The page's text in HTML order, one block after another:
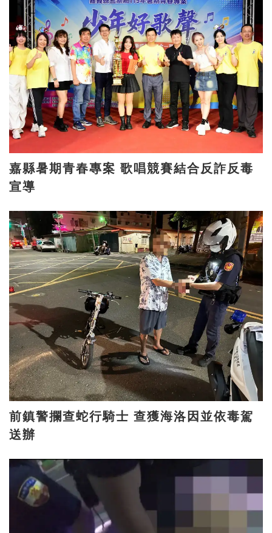
嘉縣暑期青春專案 歌唱競賽結合反詐反毒
宣導
前鎮警攔查蛇行騎士 查獲海洛因並依毒駕
送辦